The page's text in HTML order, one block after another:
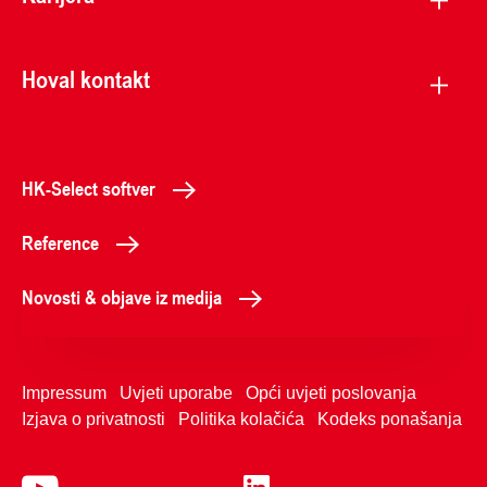
Hoval kontakt
HK-Select softver
Reference
Novosti & objave iz medija
Impressum Uvjeti uporabe
Opći uvjeti poslovanja
Izjava o privatnosti
Politika kolačića Kodeks ponašanja